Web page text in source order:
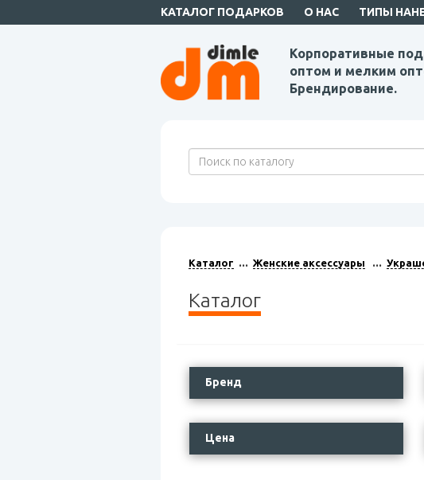
КАТАЛОГ ПОДАРКОВ О НАС ТИПЫ
Корпоративные
оптом и мелким
Брендирование.
Каталог Женские аксессуары
Каталог
Бренд
Цена